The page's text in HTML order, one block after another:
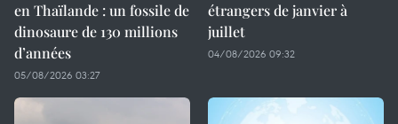
en Thaïlande : un fossile de
dinosaure de 130 millions
d’années
05/08/2026 03:27
étrangers de janvier à
juillet
04/08/2026 09:32